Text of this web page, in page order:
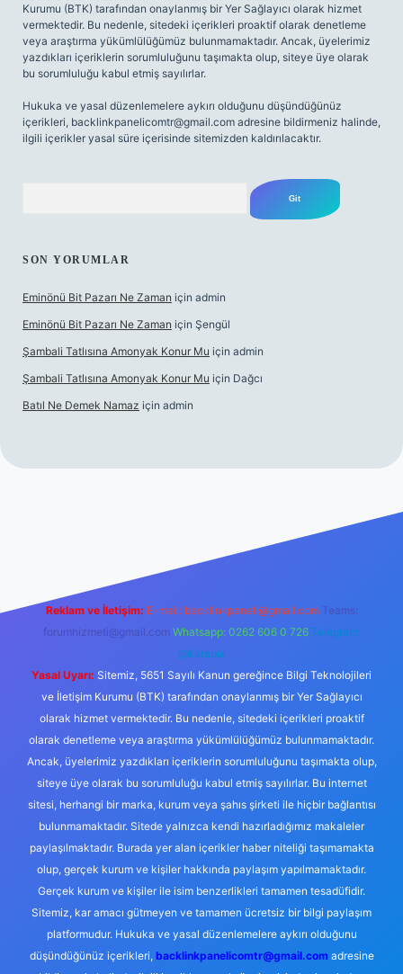
Kurumu (BTK) tarafından onaylanmış bir Yer Sağlayıcı olarak hizmet
vermektedir. Bu nedenle, sitedeki içerikleri proaktif olarak denetleme
veya araştırma yükümlülüğümüz bulunmamaktadır. Ancak, üyelerimiz
yazdıkları içeriklerin sorumluluğunu taşımakta olup, siteye üye olarak
bu sorumluluğu kabul etmiş sayılırlar.
Hukuka ve yasal düzenlemelere aykırı olduğunu düşündüğünüz
içerikleri, backlinkpanelicomtr@gmail.com adresine bildirmeniz halinde,
ilgili içerikler yasal süre içerisinde sitemizden kaldırılacaktır.
SON YORUMLAR
Eminönü Bit Pazarı Ne Zaman için admin
Eminönü Bit Pazarı Ne Zaman için Şengül
Şambali Tatlısına Amonyak Konur Mu için admin
Şambali Tatlısına Amonyak Konur Mu için Dağcı
Batıl Ne Demek Namaz için admin
Reklam ve İletişim: E-mail: backlinkpaneli@gmail.com Teams:
forumhizmeti@gmail.com Whatsapp: 0262 606 0 726 Telegram:
@karabul
Yasal Uyarı: Sitemiz, 5651 Sayılı Kanun gereğince Bilgi Teknolojileri
ve İletişim Kurumu (BTK) tarafından onaylanmış bir Yer Sağlayıcı
olarak hizmet vermektedir. Bu nedenle, sitedeki içerikleri proaktif
olarak denetleme veya araştırma yükümlülüğümüz bulunmamaktadır.
Ancak, üyelerimiz yazdıkları içeriklerin sorumluluğunu taşımakta olup,
siteye üye olarak bu sorumluluğu kabul etmiş sayılırlar. Bu internet
sitesi, herhangi bir marka, kurum veya şahıs şirketi ile hiçbir bağlantısı
bulunmamaktadır. Sitede yalnızca kendi hazırladığımız makaleler
paylaşılmaktadır. Burada yer alan içerikler haber niteliği taşımamakta
olup, gerçek kurum ve kişiler hakkında paylaşım yapılmamaktadır.
Gerçek kurum ve kişiler ile isim benzerlikleri tamamen tesadüfidir.
Sitemiz, kar amacı gütmeyen ve tamamen ücretsiz bir bilgi paylaşım
platformudur. Hukuka ve yasal düzenlemelere aykırı olduğunu
düşündüğünüz içerikleri, backlinkpanelicomtr@gmail.comadresine